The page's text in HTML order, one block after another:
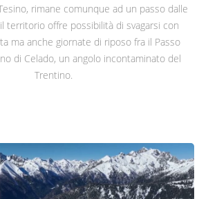
rimane comunque ad un passo dalle
territorio offre possibilità di svagarsi con
ma anche giornate di riposo fra il Passo
di Celado, un angolo incontaminato del